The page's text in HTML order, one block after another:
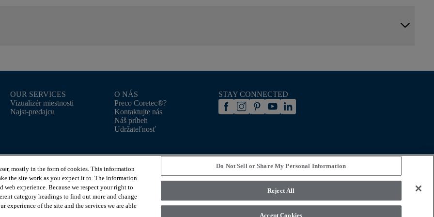
arrow_forward_ios
OUR SERVICES
Vizualizér miestnosti
Najst-predajcu
O NÁS
Preco Coretec®?
Kontaktujte nás
Náš príbeh
Udržateľnosť
STAY CONNECTED
a Berkshire Hathaway Company Zásady ochrany osobných údajov Podmienky používania
Accessibility Commitment Statement
Do Not Sell or Share My Personal Information
mostly in the form of cookies. This information
the site work as you expect it to. The information
experience. Because we respect your right to
category headings to find out more and change
experience of the site and the services we are able
Do Not Sell or Share My Personal Information
Reject All
Accept Cookies